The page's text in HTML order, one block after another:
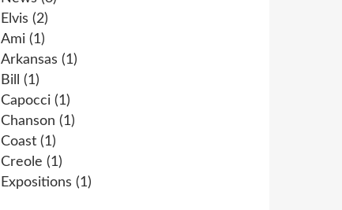
Elvis (2)
Ami (1)
Arkansas (1)
Bill
(1)
Capocci (1)
Chanson (1)
Coast (1)
Creole (1)
Expositions (1)